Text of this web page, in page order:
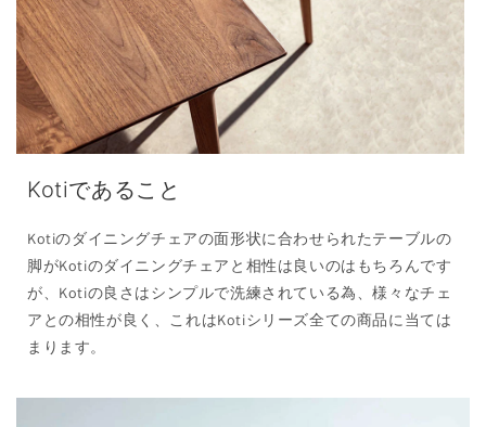
Kotiであること
Kotiのダイニングチェアの面形状に合わせられたテーブルの
脚がKotiのダイニングチェアと相性は良いのはもちろんです
が、Kotiの良さはシンプルで洗練されている為、様々なチェ
アとの相性が良く、これはKotiシリーズ全ての商品に当ては
まります。